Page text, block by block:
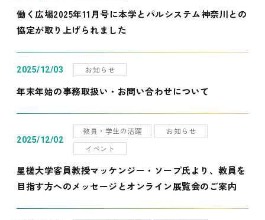
働く広場2025年11月号に本学とパルシステム神奈川との
協定が取り上げられました
2025/12/03 お知らせ
年末年始の事務取扱い・お問い合わせについて
2025/12/02
教員・学生の活躍
お知らせ
イベント
星槎大学客員教授マッケンジー・ソープ氏より、教員を
目指す方へのメッセージとオンライン展覧会のご案内